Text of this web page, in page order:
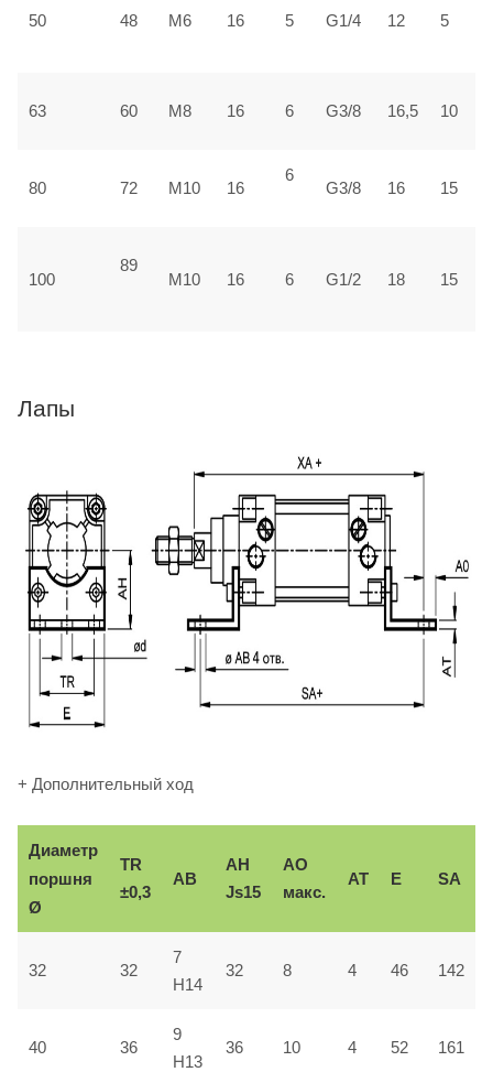
50 48 М6 16 5 G1/4 12 5
63 60 М8 16 6 G3/8 16,5 10
80 72 М10 16
6
G3/8 16 15
100
89
М10 16 6 G1/2 18 15
Лапы
+ Дополнительный ход
Диаметр
поршня
Ø
TR
±0,3
AB
AH
Js15
AO
макс.
AT E SA
32 32
7
H14
32 8 4 46 142
40 36
9
H13
36 10 4 52 161